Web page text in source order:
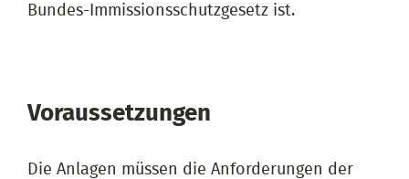
Bundes-Immissionsschutzgesetz ist.
Voraussetzungen
Die Anlagen müssen die Anforderungen der